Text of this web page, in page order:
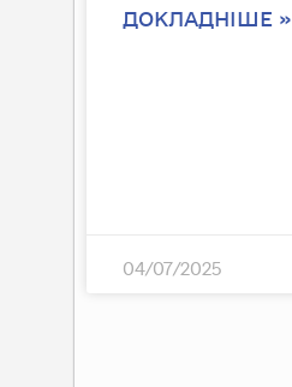
ДОКЛАДНІШЕ »
04/07/2025